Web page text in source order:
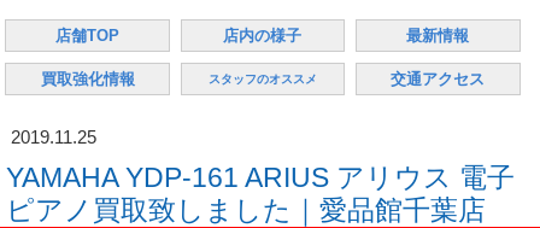
店舗TOP 店内の様子 最新情報
買取強化情報 スタッフのオススメ 交通アクセス
2019.11.25
YAMAHA YDP-161 ARIUS アリウス 電子
ピアノ買取致しました｜愛品館千葉店